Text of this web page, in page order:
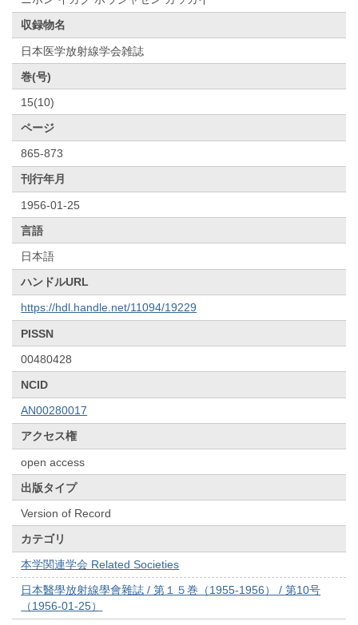
収録物名
日本医学放射線学会雑誌
巻(号)
15(10)
ページ
865-873
刊行年月
1956-01-25
言語
日本語
ハンドルURL
https://hdl.handle.net/11094/19229
PISSN
00480428
NCID
AN00280017
アクセス権
open access
出版タイプ
Version of Record
カテゴリ
本学関連学会 Related Societies
日本醫學放射線學會雜誌 / 第１５巻（1955-1956） / 第10号
（1956-01-25）